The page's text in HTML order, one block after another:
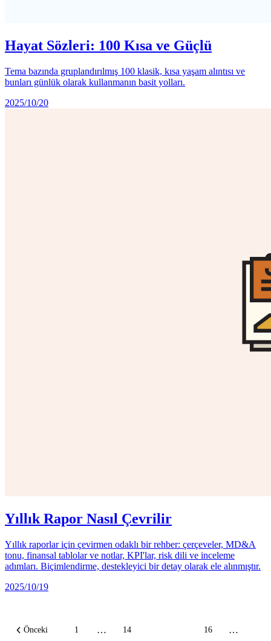
Hayat Sözleri: 100 Kısa ve Güçlü
Tema bazında gruplandırılmış 100 klasik, kısa yaşam alıntısı ve
bunları günlük olarak kullanmanın basit yolları.
2025/10/20
Yıllık Rapor Nasıl Çevrilir
Yıllık raporlar için çevirmen odaklı bir rehber: çerçeveler, MD&A
tonu, finansal tablolar ve notlar, KPI'lar, risk dili ve inceleme
adımları. Biçimlendirme, destekleyici bir detay olarak ele alınmıştır.
2025/10/19
Önceki 1 … 14 16 …